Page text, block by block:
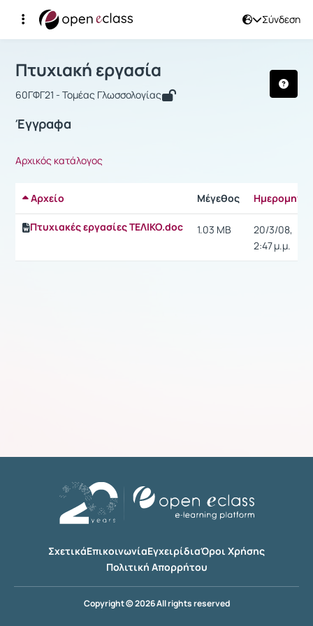
Σύνδεση
Αρχική Σελίδα
Μάθημα : Πτυχιακή εργασία
Πτυχιακή εργασία
60ΓΦΓ21 - Τομέας Γλωσσολογίας
Έγγραφα
Αρχικός κατάλογος
Αρχείο Μέγεθος Ημερομηνία
Πτυχιακές εργασίες ΤΕΛΙΚΟ.doc 1.03 MB
20/3/08,
2:47 μ.μ.
ΣχετικάΕπικοινωνίαΕγχειρίδιαΌροι Χρήσης
Πολιτική Απορρήτου
Copyright © 2026 All rights reserved